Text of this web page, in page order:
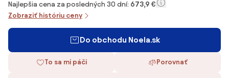
Najlepšia cena za posledných 30 dní: 673,9 €
Zobraziť históriu ceny
Do obchodu Noela.sk
To sa mi páči Porovnať